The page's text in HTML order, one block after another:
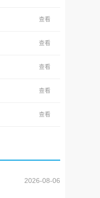
查看
查看
查看
查看
查看
2026-08-06